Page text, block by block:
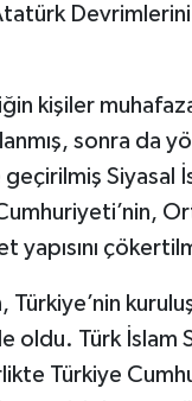
kişiler
sonra da
Siyasal
yapısını
oldu. Türk
Türkiye